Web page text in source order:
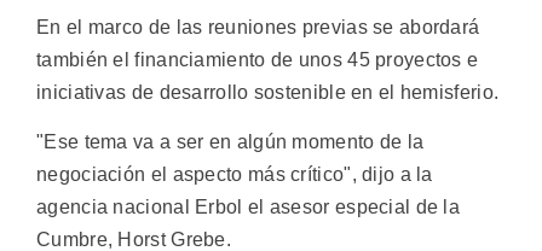
En el marco de las reuniones previas se abordará
también el financiamiento de unos 45 proyectos e
iniciativas de desarrollo sostenible en el hemisferio.
"Ese tema va a ser en algún momento de la
negociación el aspecto más crítico", dijo a la
agencia nacional Erbol el asesor especial de la
Cumbre, Horst Grebe.